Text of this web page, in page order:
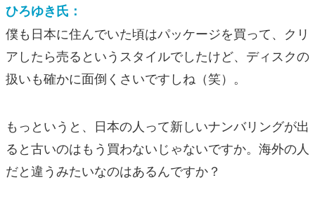
ひろゆき氏：
僕も日本に住んでいた頃はパッケージを買って、クリ
アしたら売るというスタイルでしたけど、ディスクの
扱いも確かに面倒くさいですしね（笑）。
もっというと、日本の人って新しいナンバリングが出
ると古いのはもう買わないじゃないですか。海外の人
だと違うみたいなのはあるんですか？